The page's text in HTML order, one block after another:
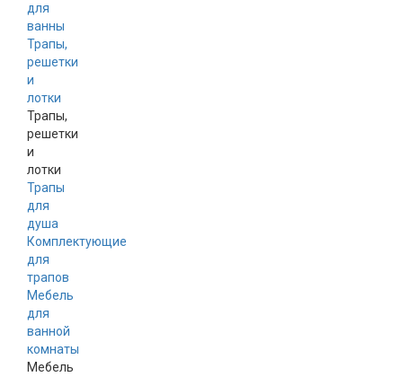
для
ванны
Трапы,
решетки
и
лотки
Трапы,
решетки
и
лотки
Трапы
для
душа
Комплектующие
для
трапов
Мебель
для
ванной
комнаты
Мебель